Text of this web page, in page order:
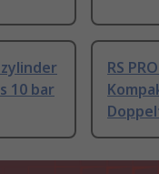
10 bar
RS